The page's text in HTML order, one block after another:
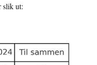
slik ut: